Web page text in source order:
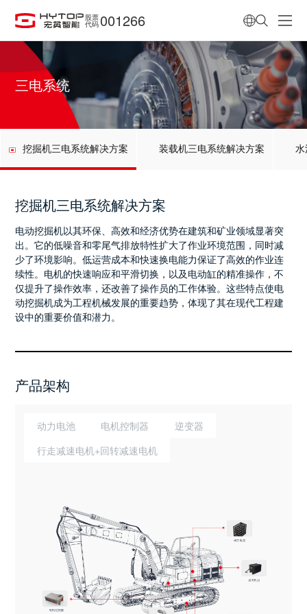
股票
代码 001266
三电系统
挖掘机三电系统解决方案 装载机三电系统解决方案 水
挖掘机三电系统解决方案
电动挖掘机以其环保、高效和经济优势在建筑和矿业领域显著突
出。它的低噪音和零尾气排放特性扩大了作业环境范围，同时减
少了环境影响。低运营成本和快速换电能力保证了高效的作业连
续性。电机的快速响应和平滑切换，以及电动缸的精准操作，不
仅提升了操作效率，还改善了操作员的工作体验。这些特点使电
动挖掘机成为工程机械发展的重要趋势，体现了其在现代工程建
设中的重要价值和潜力。
产品架构
动力电池 电机控制器
逆变器
行走减速电机+回转减速电机